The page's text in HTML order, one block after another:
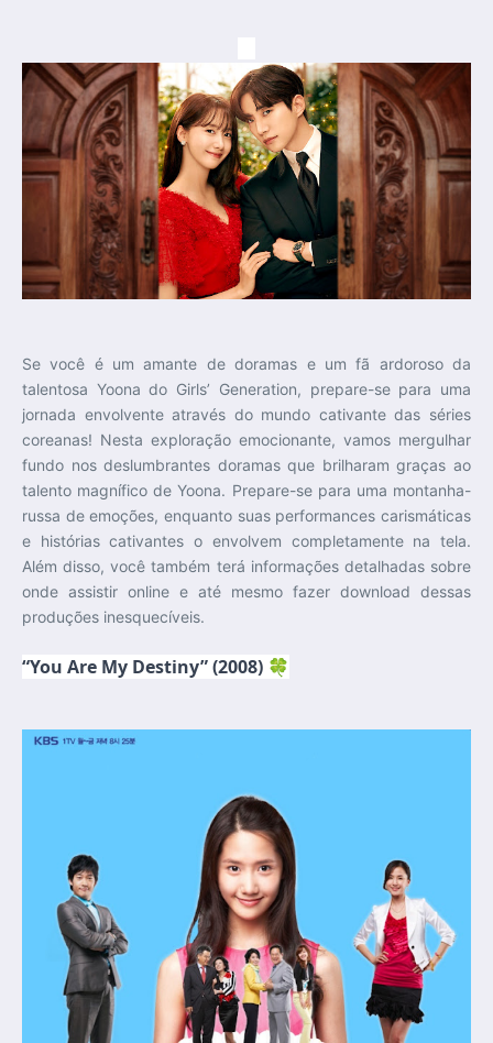
Se você é um amante de doramas e um fã ardoroso da
talentosa Yoona do Girls’ Generation, prepare-se para uma
jornada envolvente através do mundo cativante das séries
coreanas! Nesta exploração emocionante, vamos mergulhar
fundo nos deslumbrantes doramas que brilharam graças ao
talento magnífico de Yoona. Prepare-se para uma montanha-
russa de emoções, enquanto suas performances carismáticas
e histórias cativantes o envolvem completamente na tela.
Além disso, você também terá informações detalhadas sobre
onde assistir online e até mesmo fazer download dessas
produções inesquecíveis.
“You Are My Destiny” (2008) 🍀